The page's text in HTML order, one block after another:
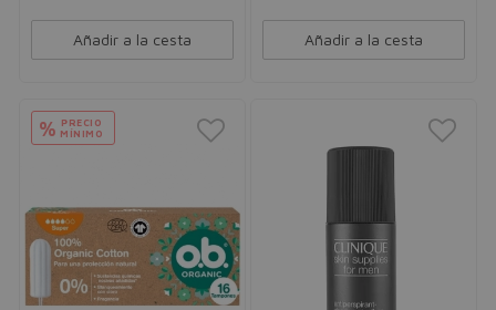
Añadir a la cesta Añadir a la cesta
% PRECIO
MÍNIMO